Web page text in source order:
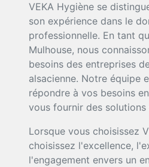
VEKA Hygiène se
son expérience dans le
professionnelle. En tant
Mulhouse, nous
besoins des entreprises
alsacienne. Notre équipe
répondre à vos besoins
vous fournir des solutions
Lorsque vous choisissez
choisissez l'excellence,
l'engagement envers un